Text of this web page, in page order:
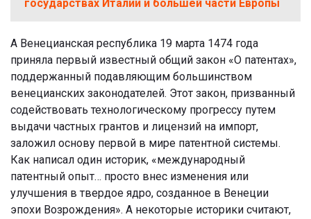
государствах Италии и большей части Европы
А Венецианская республика 19 марта 1474 года
приняла первый известный общий закон «О патентах»,
поддержанный подавляющим большинством
венецианских законодателей. Этот закон, призванный
содействовать технологическому прогрессу путем
выдачи частных грантов и лицензий на импорт,
заложил основу первой в мире патентной системы.
Как написал один историк, «международный
патентный опыт… просто внес изменения или
улучшения в твердое ядро, созданное в Венеции
эпохи Возрождения». А некоторые историки считают,